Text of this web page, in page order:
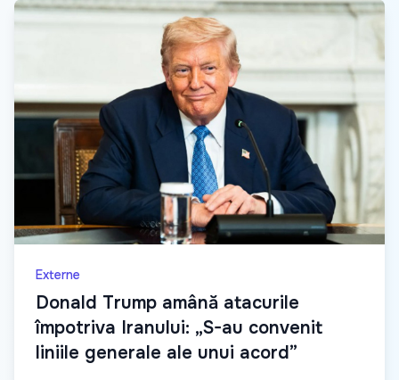
Externe
Donald Trump amână atacurile
împotriva Iranului: „S-au convenit
liniile generale ale unui acord”